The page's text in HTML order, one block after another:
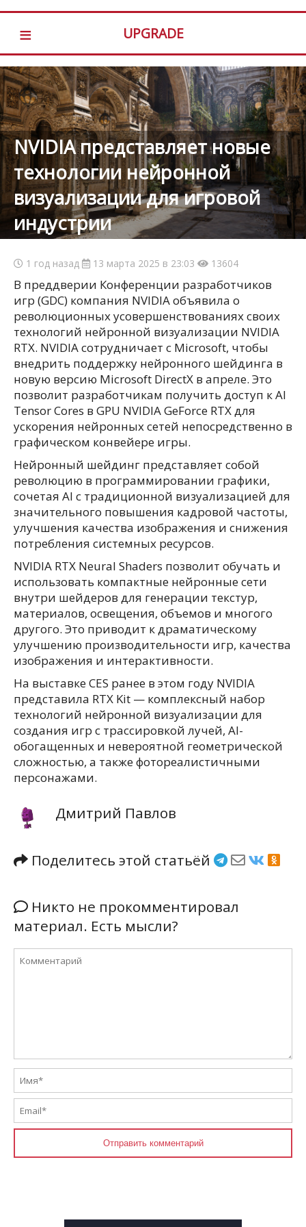
≡ UPGRADE
NVIDIA представляет новые
технологии нейронной
визуализации для игровой
индустрии
1 год назад 13 марта 2025 в 23:03 13604
В преддверии Конференции разработчиков
игр (GDC) компания NVIDIA объявила о
революционных усовершенствованиях своих
технологий нейронной визуализации NVIDIA
RTX. NVIDIA сотрудничает с Microsoft, чтобы
внедрить поддержку нейронного шейдинга в
новую версию Microsoft DirectX в апреле. Это
позволит разработчикам получить доступ к AI
Tensor Cores в GPU NVIDIA GeForce RTX для
ускорения нейронных сетей непосредственно в
графическом конвейере игры.
Нейронный шейдинг представляет собой
революцию в программировании графики,
сочетая AI с традиционной визуализацией для
значительного повышения кадровой частоты,
улучшения качества изображения и снижения
потребления системных ресурсов.
NVIDIA RTX Neural Shaders позволит обучать и
использовать компактные нейронные сети
внутри шейдеров для генерации текстур,
материалов, освещения, объемов и многого
другого. Это приводит к драматическому
улучшению производительности игр, качества
изображения и интерактивности.
На выставке CES ранее в этом году NVIDIA
представила RTX Kit — комплексный набор
технологий нейронной визуализации для
создания игр с трассировкой лучей, AI-
обогащенных и невероятной геометрической
сложностью, а также фотореалистичными
персонажами.
Дмитрий Павлов
Поделитесь этой статьёй
Никто не прокомментировал
материал. Есть мысли?